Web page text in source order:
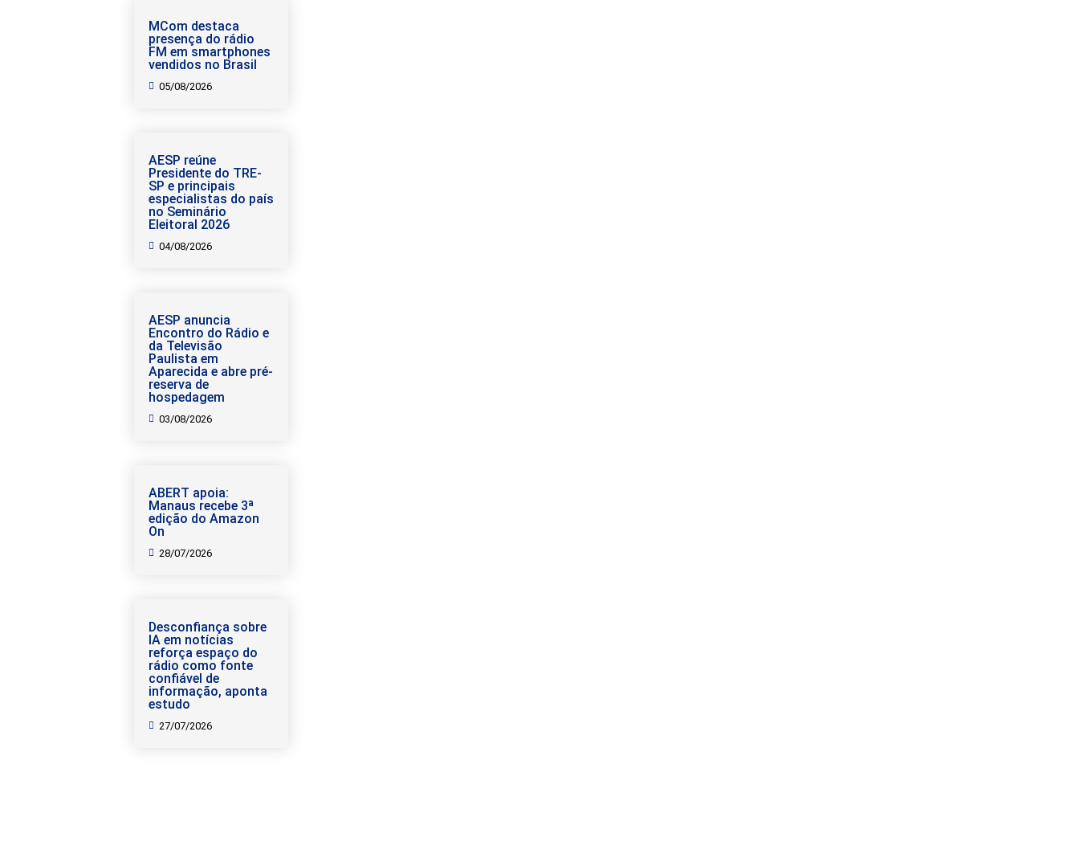
MCom destaca
presença do rádio
FM em smartphones
vendidos no Brasil
05/08/2026
AESP reúne
Presidente do TRE-
SP e principais
especialistas do país
no Seminário
Eleitoral 2026
04/08/2026
AESP anuncia
Encontro do Rádio e
da Televisão
Paulista em
Aparecida e abre pré-
reserva de
hospedagem
03/08/2026
ABERT apoia:
Manaus recebe 3ª
edição do Amazon
On
28/07/2026
Desconfiança sobre
IA em notícias
reforça espaço do
rádio como fonte
confiável de
informação, aponta
estudo
27/07/2026